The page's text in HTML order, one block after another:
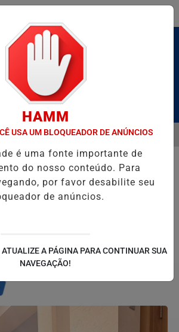
Notícia
BUENO NO TERRAÇO MINEIRO D' GUST
MENU
HAMM
USA UM BLOQUEADOR DE ANÚNCIOS
é uma fonte importante de
do nosso conteúdo. Para
por favor desabilite seu
de anúncios.
A PÁGINA PARA CONTINUAR SUA
NAVEGAÇÃO!